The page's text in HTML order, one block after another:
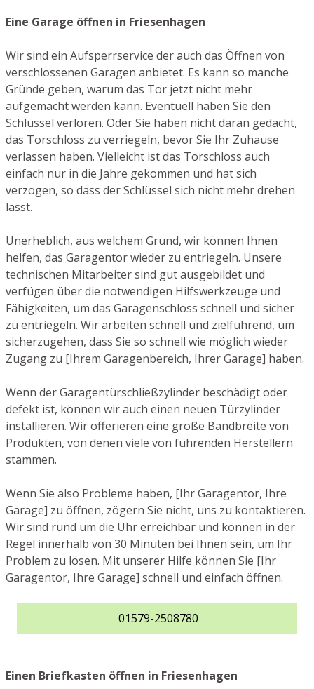
Eine Garage öffnen in Friesenhagen
Wir sind ein Aufsperrservice der auch das Öffnen von
verschlossenen Garagen anbietet. Es kann so manche
Gründe geben, warum das Tor jetzt nicht mehr
aufgemacht werden kann. Eventuell haben Sie den
Schlüssel verloren. Oder Sie haben nicht daran gedacht,
das Torschloss zu verriegeln, bevor Sie Ihr Zuhause
verlassen haben. Vielleicht ist das Torschloss auch
einfach nur in die Jahre gekommen und hat sich
verzogen, so dass der Schlüssel sich nicht mehr drehen
lässt.
Unerheblich, aus welchem Grund, wir können Ihnen
helfen, das Garagentor wieder zu entriegeln. Unsere
technischen Mitarbeiter sind gut ausgebildet und
verfügen über die notwendigen Hilfswerkzeuge und
Fähigkeiten, um das Garagenschloss schnell und sicher
zu entriegeln. Wir arbeiten schnell und zielführend, um
sicherzugehen, dass Sie so schnell wie möglich wieder
Zugang zu [Ihrem Garagenbereich, Ihrer Garage] haben.
Wenn der Garagentürschließzylinder beschädigt oder
defekt ist, können wir auch einen neuen Türzylinder
installieren. Wir offerieren eine große Bandbreite von
Produkten, von denen viele von führenden Herstellern
stammen.
Wenn Sie also Probleme haben, [Ihr Garagentor, Ihre
Garage] zu öffnen, zögern Sie nicht, uns zu kontaktieren.
Wir sind rund um die Uhr erreichbar und können in der
Regel innerhalb von 30 Minuten bei Ihnen sein, um Ihr
Problem zu lösen. Mit unserer Hilfe können Sie [Ihr
Garagentor, Ihre Garage] schnell und einfach öffnen.
01579-2508780
Einen Briefkasten öffnen in Friesenhagen